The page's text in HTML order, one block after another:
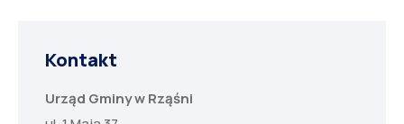
Kontakt
Urząd Gminy w Rząśni